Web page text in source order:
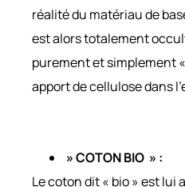
réalité du matériau de
est alors totalement
purement et simplement
apport de cellulose dans
» COTON BIO » :
Le coton dit « bio » est lui